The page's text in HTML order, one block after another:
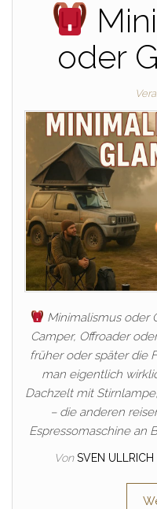
oder
Minimalismus oder
Camper, Offroader
früher oder später die
man eigentlich
Dachzelt mit
– die anderen
Espressomaschine an
Von SVEN ULLRICH